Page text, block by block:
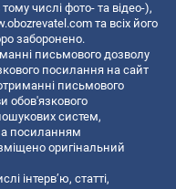
числі фото- та відео-),
та всіх його
заборонено.
письмового дозволу
посилання на сайт
письмового
обов'язкового
систем,
посиланням
оригінальний
інтерв’ю, статті,